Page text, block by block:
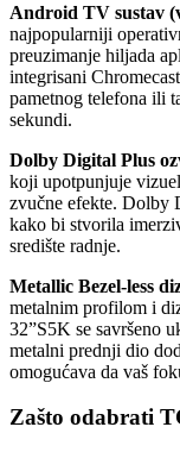
Android TV sustav
najpopularniji
preuzimanje hiljada
integrisani
pametnog telefona ili
sekundi.
Dolby Digital Plus
koji upotpunjuje
zvučne efekte. Dolby
kako bi stvorila
središte radnje.
Metallic Bezel-less
metalnim profilom i
32”S5K se savršeno
metalni prednji dio
omogućava da vaš
Zašto odabrati